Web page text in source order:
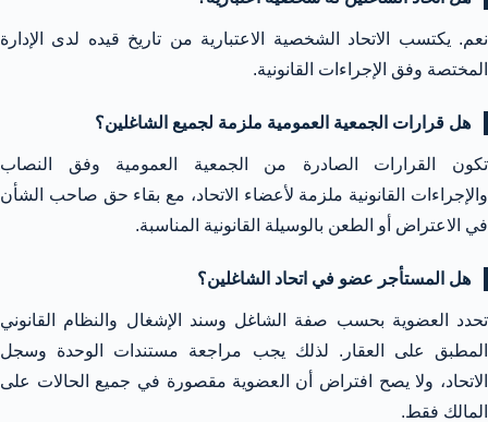
نعم. يكتسب الاتحاد الشخصية الاعتبارية من تاريخ قيده لدى الإدارة
المختصة وفق الإجراءات القانونية.
هل قرارات الجمعية العمومية ملزمة لجميع الشاغلين؟
تكون القرارات الصادرة من الجمعية العمومية وفق النصاب
والإجراءات القانونية ملزمة لأعضاء الاتحاد، مع بقاء حق صاحب الشأن
في الاعتراض أو الطعن بالوسيلة القانونية المناسبة.
هل المستأجر عضو في اتحاد الشاغلين؟
تحدد العضوية بحسب صفة الشاغل وسند الإشغال والنظام القانوني
المطبق على العقار. لذلك يجب مراجعة مستندات الوحدة وسجل
الاتحاد، ولا يصح افتراض أن العضوية مقصورة في جميع الحالات على
المالك فقط.